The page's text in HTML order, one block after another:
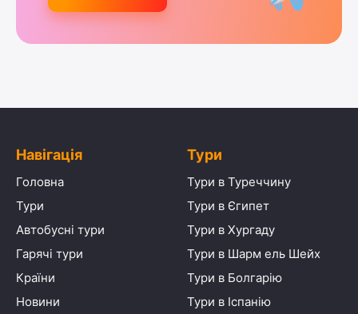
Навігація
Головна
Тури
Автобусні тури
Гарячі тури
Країни
Новини
Тури
Тури в Туреччину
Тури в Єгипет
Тури в Хургаду
Тури в Шарм ель Шейх
Тури в Болгарію
Тури в Іспанію